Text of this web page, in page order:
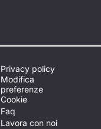
Privacy policy
Modifica
preferenze
Cookie
Faq
Lavora con noi